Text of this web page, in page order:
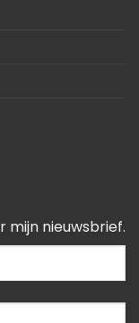
mijn nieuwsbrief.